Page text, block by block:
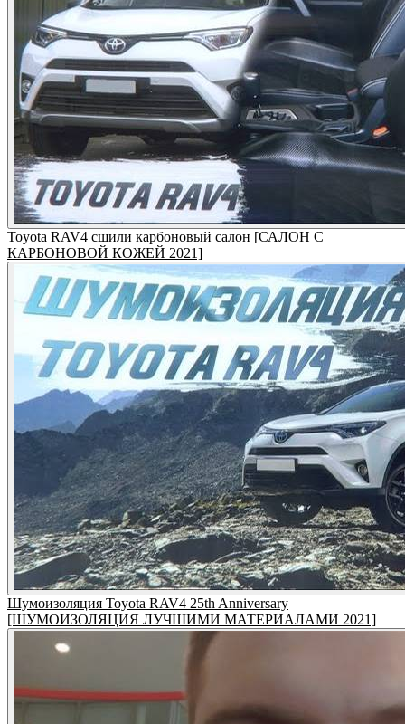
Toyota RAV4 сшили карбоновый салон [САЛОН С
КАРБОНОВОЙ КОЖЕЙ 2021]
Шумоизоляция Toyota RAV4 25th Anniversary
[ШУМОИЗОЛЯЦИЯ ЛУЧШИМИ МАТЕРИАЛАМИ 2021]